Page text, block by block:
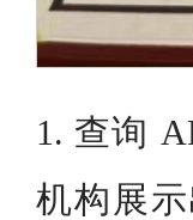
1. 查询
机构展